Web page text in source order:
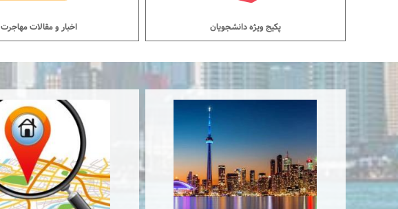
پکیج ویژه دانشجویان اخبار و مقالات مهاجرت